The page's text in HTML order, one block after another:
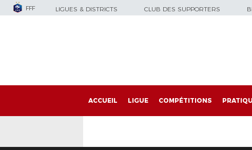
FFF LIGUES & DISTRICTS CLUB DES SUPPORTERS
ACCUEIL LIGUE COMPÉTITIONS